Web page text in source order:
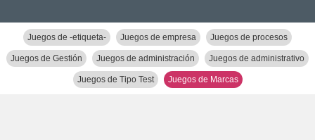
Juegos de -etiqueta- Juegos de empresa Juegos de procesos
Juegos de Gestión Juegos de administración Juegos de administrativo
Juegos de Tipo Test Juegos de Marcas